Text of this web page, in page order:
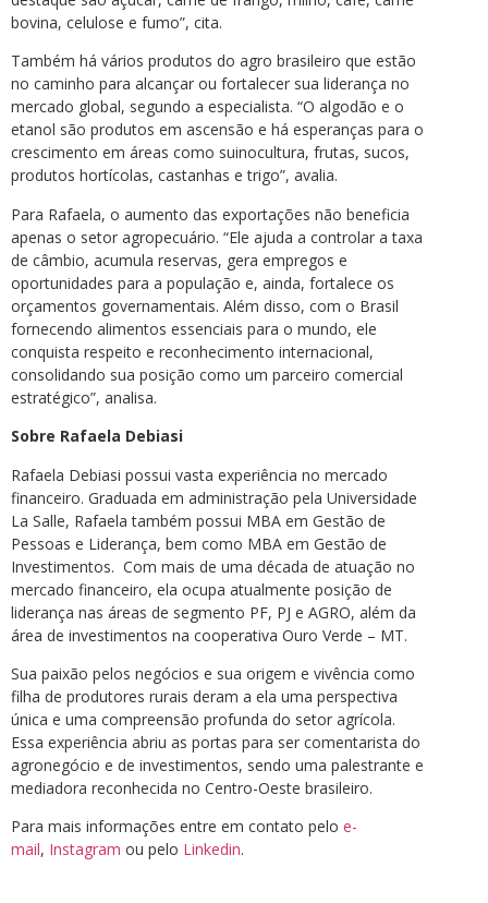
bovina, celulose e fumo”, cita.
Também há vários produtos do agro brasileiro que estão
no caminho para alcançar ou fortalecer sua liderança no
mercado global, segundo a especialista. “O algodão e o
etanol são produtos em ascensão e há esperanças para o
crescimento em áreas como suinocultura, frutas, sucos,
produtos hortícolas, castanhas e trigo”, avalia.
Para Rafaela, o aumento das exportações não beneficia
apenas o setor agropecuário. “Ele ajuda a controlar a taxa
de câmbio, acumula reservas, gera empregos e
oportunidades para a população e, ainda, fortalece os
orçamentos governamentais. Além disso, com o Brasil
fornecendo alimentos essenciais para o mundo, ele
conquista respeito e reconhecimento internacional,
consolidando sua posição como um parceiro comercial
estratégico”, analisa.
Sobre Rafaela Debiasi
Rafaela Debiasi possui vasta experiência no mercado
financeiro. Graduada em administração pela Universidade
La Salle, Rafaela também possui MBA em Gestão de
Pessoas e Liderança, bem como MBA em Gestão de
Investimentos. Com mais de uma década de atuação no
mercado financeiro, ela ocupa atualmente posição de
liderança nas áreas de segmento PF, PJ e AGRO, além da
área de investimentos na cooperativa Ouro Verde – MT.
Sua paixão pelos negócios e sua origem e vivência como
filha de produtores rurais deram a ela uma perspectiva
única e uma compreensão profunda do setor agrícola.
Essa experiência abriu as portas para ser comentarista do
agronegócio e de investimentos, sendo uma palestrante e
mediadora reconhecida no Centro-Oeste brasileiro.
Para mais informações entre em contato pelo e-
mail, Instagram ou pelo Linkedin.